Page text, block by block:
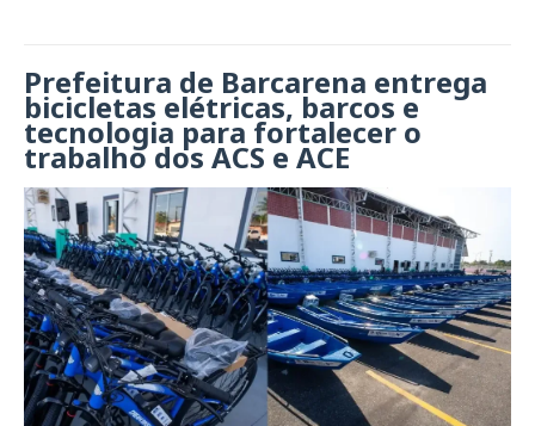
Prefeitura de Barcarena entrega
bicicletas elétricas, barcos e
tecnologia para fortalecer o
trabalho dos ACS e ACE